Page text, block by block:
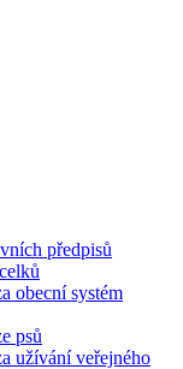
předpisů
obecní systém
psů
užívání veřejného